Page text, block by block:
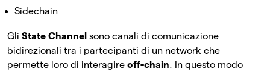
Sidechain
Gli State Channel sono canali di comunicazione
bidirezionali tra i partecipanti di un network che
permette loro di interagire off-chain. In questo modo